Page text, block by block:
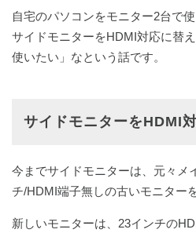
自宅のパソコンをモニター2台で
サイドモニターをHDMI対応に替
使いたい」なという話です。
サイドモニターをHDMI
今までサイドモニターは、元々メ
チ/HDMI端子無しの古いモニター
新しいモニターは、23インチの